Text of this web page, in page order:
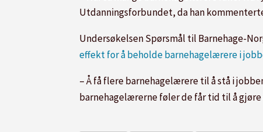
Utdanningsforbundet, da han
Undersøkelsen Spørsmål til Barnehage-
effekt for å beholde barnehagelærere i
– Å få flere barnehagelærere til å stå i
barnehagelærerne føler de får tid til å